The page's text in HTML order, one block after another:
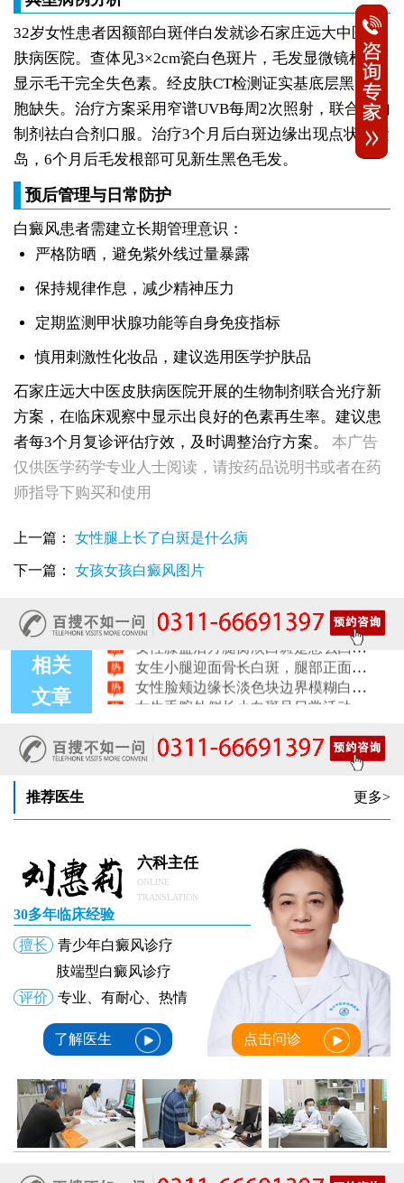
32岁女性患者因额部白斑伴白发就诊石家庄远大中医皮
肤病医院。查体见3×2cm瓷白色斑片，毛发显微镜检查
显示毛干完全失色素。经皮肤CT检测证实基底层黑素细
胞缺失。治疗方案采用窄谱UVB每周2次照射，联合院内
制剂祛白合剂口服。治疗3个月后白斑边缘出现点状色素
岛，6个月后毛发根部可见新生黑色毛发。
预后管理与日常防护
白癜风患者需建立长期管理意识：
严格防晒，避免紫外线过量暴露
保持规律作息，减少精神压力
定期监测甲状腺功能等自身免疫指标
慎用刺激性化妆品，建议选用医学护肤品
石家庄远大中医皮肤病医院开展的生物制剂联合光疗新
方案，在临床观察中显示出良好的色素再生率。建议患
者每3个月复诊评估疗效，及时调整治疗方案。
本广告
仅供医学药学专业人士阅读，请按药品说明书或者在药
师指导下购买和使用
上一篇： 女性腿上长了白斑是什么病
下一篇： 女孩女孩白癜风图片
相关
文章
女性后背腰窝长小白点凹陷处色素变淡，是白癜风早期症状吗
女生脚踝骨节凸起处长白斑 脱色原因与应对方法
女性小腿冒出小白点，浅色斑点是白癜风吗
女性全身零星长浅白点多处小块白斑是什么
女性尾椎骨白斑是白癜风吗后背浅色皮损判断
女生腰窝长白斑凹陷脱色 警惕白癜风迹象
眼角细小白点、眼周浅色斑块，严重吗
女生鼻翼下方长淡白斑怎么回事？鼻下皮肤发白原因详解
女性膝盖后方腿窝淡白斑是怎么回事 隐蔽处白斑咨询
女性脸颊边缘长淡色块边界模糊白斑是怎么回事
女生手腕外侧长小白斑且日常活动发白，警惕白癜风信号
女生后腰中间长淡色斑腰部正中发白要紧吗
推荐医生 更多>
六科主任
ONLINE
TRANSLATION
30多年临床经验
擅长
青少年白癜风诊疗
肢端型白癜风诊疗
评价
专业、有耐心、热情
了解医生 点击问诊